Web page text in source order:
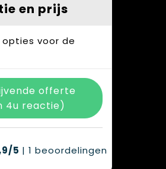
en prijs
voor de
offerte
4u reactie)
5 | 1 beoordelingen